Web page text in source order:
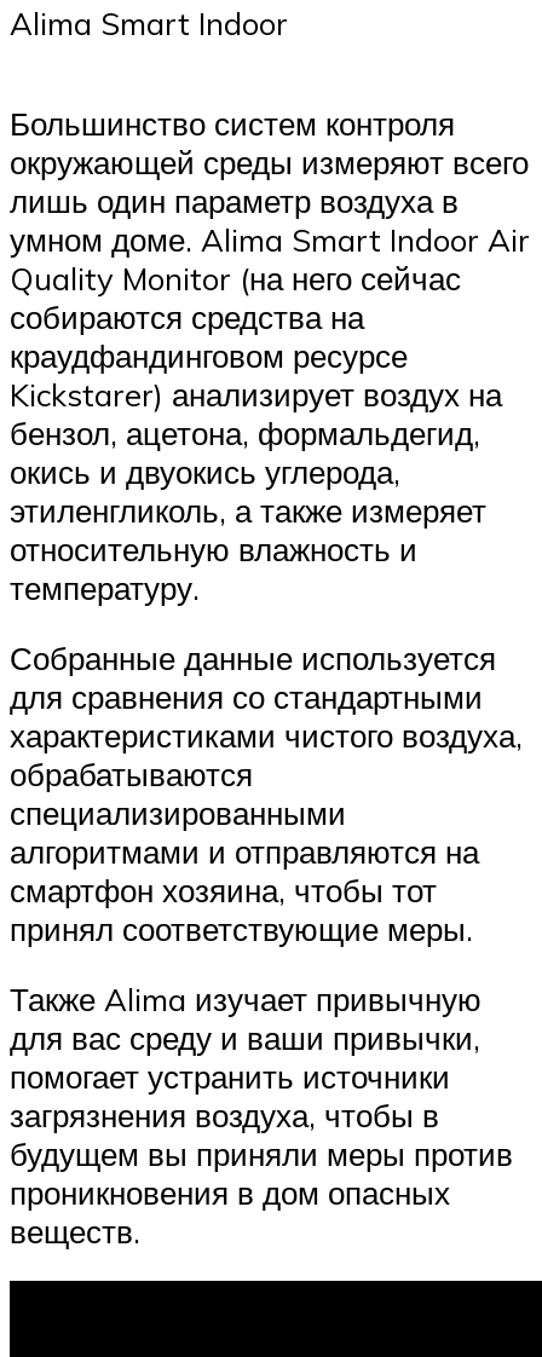
Alima Smart Indoor
Большинство систем контроля
окружающей среды измеряют всего
лишь один параметр воздуха в
умном доме. Alima Smart Indoor Air
Quality Monitor (на него сейчас
собираются средства на
краудфандинговом ресурсе
Kickstarer) анализирует воздух на
бензол, ацетона, формальдегид,
окись и двуокись углерода,
этиленгликоль, а также измеряет
относительную влажность и
температуру.
Собранные данные используется
для сравнения со стандартными
характеристиками чистого воздуха,
обрабатываются
специализированными
алгоритмами и отправляются на
смартфон хозяина, чтобы тот
принял соответствующие меры.
Также Alima изучает привычную
для вас среду и ваши привычки,
помогает устранить источники
загрязнения воздуха, чтобы в
будущем вы приняли меры против
проникновения в дом опасных
веществ.